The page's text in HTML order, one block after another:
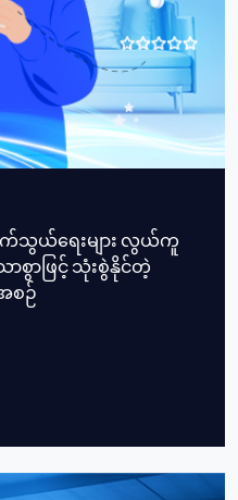
ဆက်သွယ်ရေးများ လွယ်ကူ
သာစွာဖြင့် သုံးစွဲနိုင်တဲ့
စဉ်